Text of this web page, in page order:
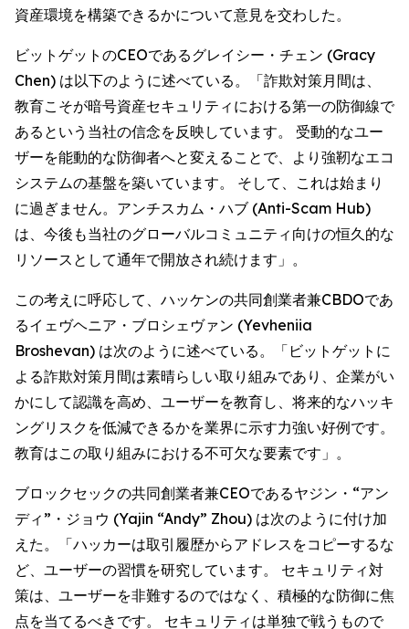
資産環境を構築できるかについて意見を交わした。
ビットゲットのCEOであるグレイシー・チェン (Gracy
Chen) は以下のように述べている。「詐欺対策月間は、
教育こそが暗号資産セキュリティにおける第一の防御線で
あるという当社の信念を反映しています。 受動的なユー
ザーを能動的な防御者へと変えることで、より強靭なエコ
システムの基盤を築いています。 そして、これは始まり
に過ぎません。アンチスカム・ハブ (Anti-Scam Hub)
は、今後も当社のグローバルコミュニティ向けの恒久的な
リソースとして通年で開放され続けます」。
この考えに呼応して、ハッケンの共同創業者兼CBDOであ
るイェヴヘニア・ブロシェヴァン (Yevheniia
Broshevan) は次のように述べている。「ビットゲットに
よる詐欺対策月間は素晴らしい取り組みであり、企業がい
かにして認識を高め、ユーザーを教育し、将来的なハッキ
ングリスクを低減できるかを業界に示す力強い好例です。
教育はこの取り組みにおける不可欠な要素です」。
ブロックセックの共同創業者兼CEOであるヤジン・“アン
ディ”・ジョウ (Yajin “Andy” Zhou) は次のように付け加
えた。「ハッカーは取引履歴からアドレスをコピーするな
ど、ユーザーの習慣を研究しています。 セキュリティ対
策は、ユーザーを非難するのではなく、積極的な防御に焦
点を当てるべきです。 セキュリティは単独で戦うもので